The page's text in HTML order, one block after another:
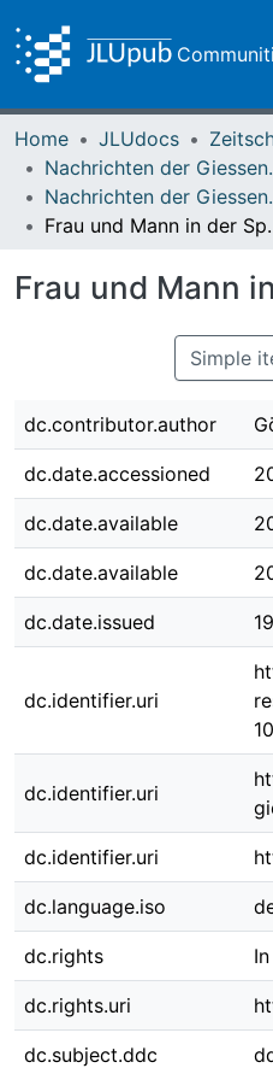
Home JLUdocs
Nachrichten
Frau
Frau und Mann
Simple
dc.contributor.author
dc.date.accessioned
dc.date.available
dc.date.available
dc.date.issued
dc.identifier.uri
dc.identifier.uri
dc.identifier.uri
dc.language.iso
dc.rights
dc.rights.uri
dc.subject.ddc